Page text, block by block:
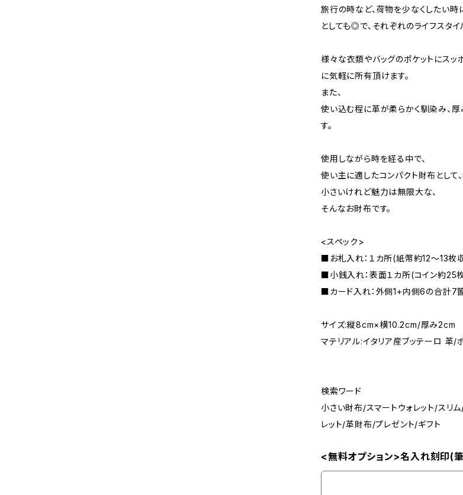
旅行の時など、荷物を少なくしたい時
としても◎で、それぞれのライフスタ
様々な衣類やバッグのポケットにスッ
に気軽に所有頂けます。
また、
使い込む程に革が柔らかく馴染み、厚
す。
使用しながら時を経る中で、
使い主に適したコンパクト財布として
小さいけれど魅力は無限大な、
そんなお財布です。
<スペック>
■お札入れ：１カ所(紙幣約12〜13枚
■小銭入れ：表面１カ所(コイン約25
■カード入れ：外側1+内側6の合計7
サイズ:縦8cm×横10.2cm/厚み2cm
マテリアル:イタリア産ブッテーロ 革/
検索ワード
小さい財布/スマートウォレット/ス
レット/革財布/プレゼント/ギフト
<無料オプション>名入れ刻印(